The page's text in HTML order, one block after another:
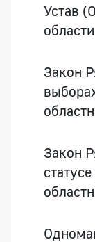
Устав
области
Закон
Закон